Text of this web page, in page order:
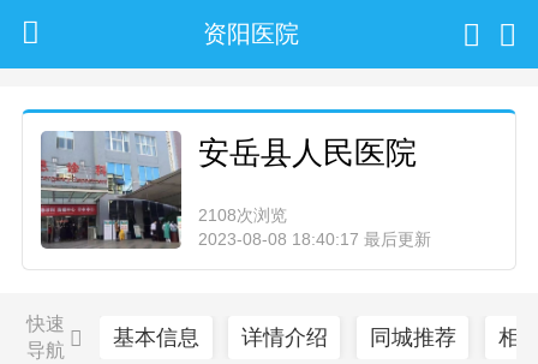
资阳医院
安岳县人民医院
2108次浏览
2023-08-08 18:40:17 最后更新
快速
导航
基本信息 详情介绍 同城推荐 相